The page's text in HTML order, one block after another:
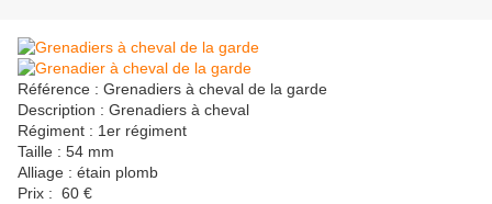
Référence : Grenadiers à cheval de la garde
Description : Grenadiers à cheval
Régiment : 1er régiment
Taille : 54 mm
Alliage : étain plomb
Prix : 60 €